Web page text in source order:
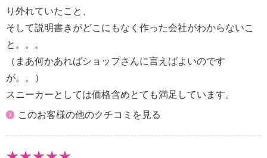
り外れていたこと、
そして説明書きがどこにもなく作った会社がわからないこ
と。。。
（まあ何かあればショップさんに言えばよいのです
が。。）
スニーカーとしては価格含めとても満足しています。
このお客様の他のクチコミを見る